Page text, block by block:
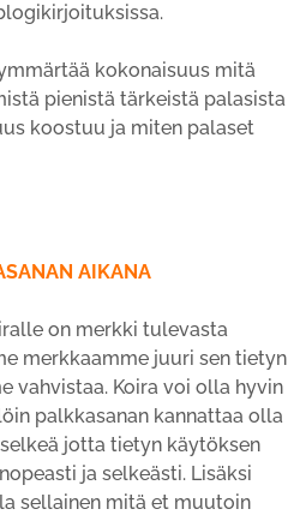
kokonaisuus mitä
pienistä tärkeistä palasista
koostuu ja miten palaset
AIKANA
on merkki tulevasta
merkkaamme juuri sen tietyn
vahvistaa. Koira voi olla hyvin
palkkasanan kannattaa olla
jotta tietyn käytöksen
ja selkeästi. Lisäksi
sellainen mitä et muutoin